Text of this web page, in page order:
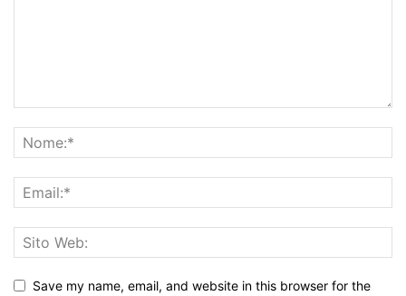
Save my name, email, and website in this browser for the